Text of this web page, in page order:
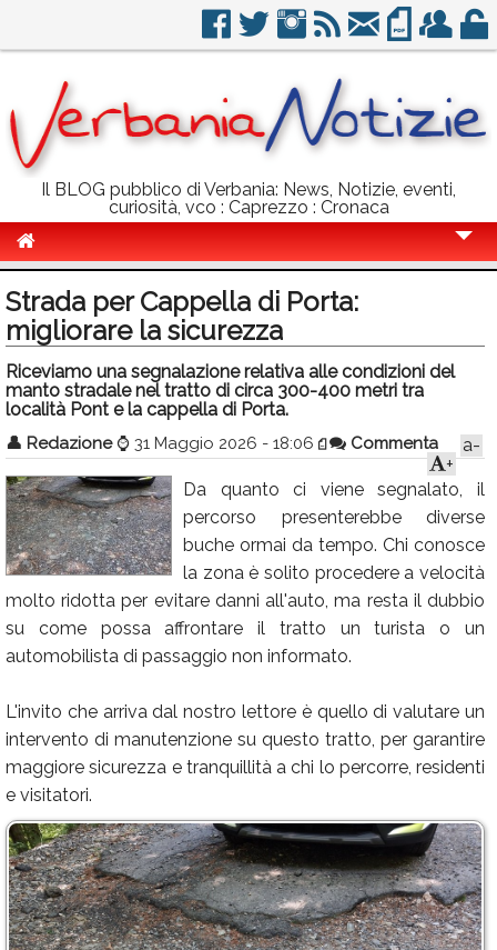
Il BLOG pubblico di Verbania: News, Notizie, eventi,
curiosità, vco : Caprezzo : Cronaca
Politica
Sport
Eventi
Info Utili
Rubriche
Calendario
Annunci
Strada per Cappella di Porta:
migliorare la sicurezza
Riceviamo una segnalazione relativa alle condizioni del
manto stradale nel tratto di circa 300-400 metri tra
località Pont e la cappella di Porta.
👤 Redazione ⌚ 31 Maggio 2026 - 18:06 Commenta
a-
+
Da quanto ci viene segnalato, il
percorso presenterebbe diverse
buche ormai da tempo. Chi conosce
la zona è solito procedere a velocità
molto ridotta per evitare danni all'auto, ma resta il dubbio
su come possa affrontare il tratto un turista o un
automobilista di passaggio non informato.
L'invito che arriva dal nostro lettore è quello di valutare un
intervento di manutenzione su questo tratto, per garantire
maggiore sicurezza e tranquillità a chi lo percorre, residenti
e visitatori.